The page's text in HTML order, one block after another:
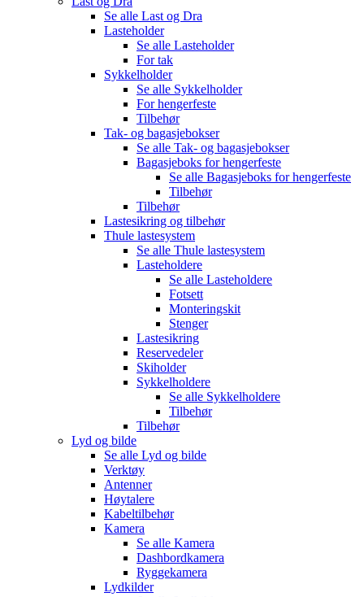
Se alle Last og Dra
Lasteholder
Se alle Lasteholder
For tak
Sykkelholder
Se alle Sykkelholder
For hengerfeste
Tilbehør
Tak- og bagasjebokser
Se alle Tak- og bagasjebokser
Bagasjeboks for hengerfeste
Se alle Bagasjeboks for hengerfeste
Tilbehør
Tilbehør
Lastesikring og tilbehør
Thule lastesystem
Se alle Thule lastesystem
Lasteholdere
Se alle Lasteholdere
Fotsett
Monteringskit
Stenger
Lastesikring
Reservedeler
Skiholder
Sykkelholdere
Se alle Sykkelholdere
Tilbehør
Tilbehør
Lyd og bilde
Se alle Lyd og bilde
Verktøy
Antenner
Høytalere
Kabeltilbehør
Kamera
Se alle Kamera
Dashbordkamera
Ryggekamera
Lydkilder